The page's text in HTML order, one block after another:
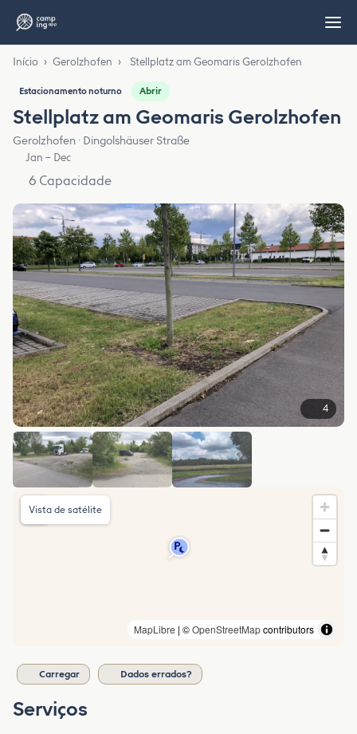
Início › Gerolzhofen › Stellplatz am Geomaris Gerolzhofen
Estacionamento noturno Abrir
Stellplatz am Geomaris Gerolzhofen
Gerolzhofen · Dingolshäuser Straße
Jan – Dec
6 Capacidade
4
MapLibre | ©OpenStreetMapcontributors
Vista de satélite
Carregar Dados errados?
Serviços